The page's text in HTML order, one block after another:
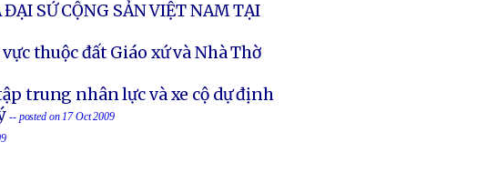
SỨ CỘNG SẢN VIỆT NAM TẠI
thuộc đất Giáo xứ và Nhà Thờ
trung nhân lực và xe cộ dự định
-- posted on 17 Oct 2009